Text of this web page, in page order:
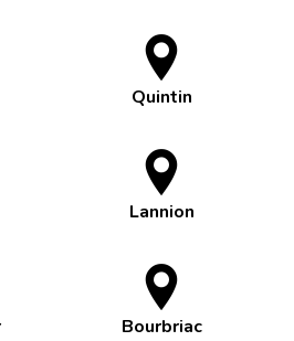
Quintin
Lannion
Bourbriac